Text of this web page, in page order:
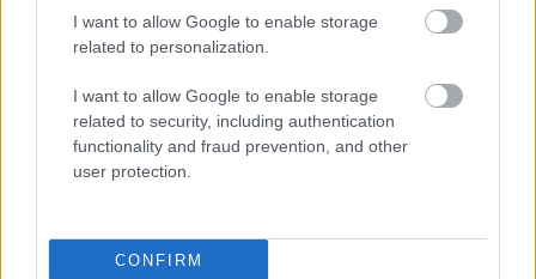
I want to allow Google to enable storage
related to personalization.
I want to allow Google to enable storage
related to security, including authentication
functionality and fraud prevention, and other
user protection.
CONFIRM
megúszta ahhoz...
JNSZ megyei hírek